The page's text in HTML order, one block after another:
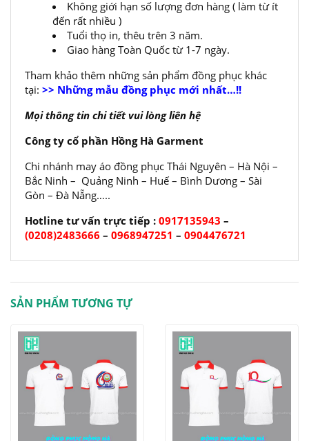
Không giới hạn số lượng đơn hàng ( làm từ ít
đến rất nhiều )
Tuổi thọ in, thêu trên 3 năm.
Giao hàng Toàn Quốc từ 1-7 ngày.
Tham khảo thêm những sản phẩm đồng phục khác
tại: >> Những mẫu đồng phục mới nhất…!!
Mọi thông tin chi tiết vui lòng liên hệ
Công ty cổ phần Hồng Hà Garment
Chi nhánh may áo đồng phục Thái Nguyên – Hà Nội –
Bắc Ninh – Quảng Ninh – Huế – Bình Dương – Sài
Gòn – Đà Nẵng…..
Hotline tư vấn trực tiếp : 0917135943 –
(0208)2483666 – 0968947251 – 0904476721
SẢN PHẨM TƯƠNG TỰ